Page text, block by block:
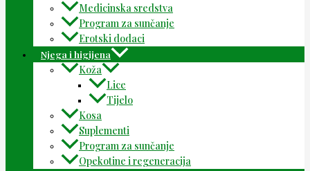
Medicinska sredstva
Program za sunčanje
Erotski dodaci
Njega i higijena
Koža
Lice
Tijelo
Kosa
Suplementi
Program za sunčanje
Opekotine i regeneracija